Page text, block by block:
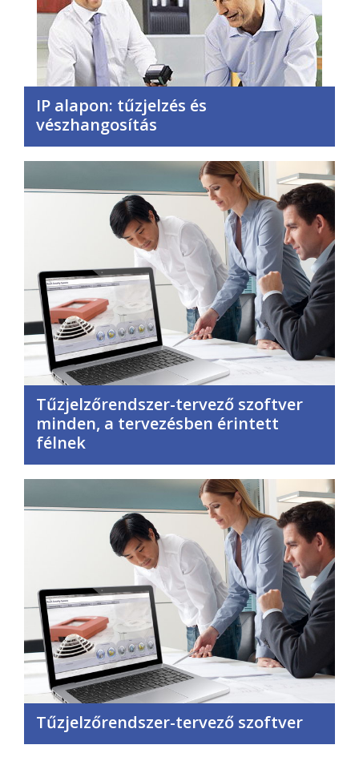
IP alapon: tűzjelzés és
vészhangosítás
Tűzjelzőrendszer-tervező szoftver
minden, a tervezésben érintett
félnek
Tűzjelzőrendszer-tervező szoftver